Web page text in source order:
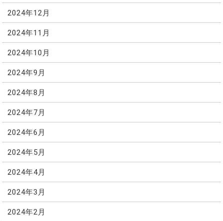
2024年12月
2024年11月
2024年10月
2024年9月
2024年8月
2024年7月
2024年6月
2024年5月
2024年4月
2024年3月
2024年2月